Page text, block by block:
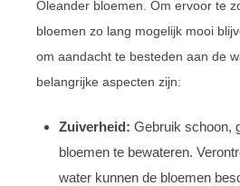
Oleander bloemen. Om ervoor te
bloemen zo lang mogelijk mooi
om aandacht te besteden aan de
belangrijke aspecten zijn:
Zuiverheid: Gebruik schoon,
bloemen te bewateren.
water kunnen de bloemen